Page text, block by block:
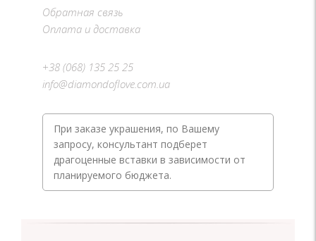
Обратная связь
Оплата и доставка
+38 (068) 135 25 25
info@diamondoflove.com.ua
При заказе украшения, по Вашему
запросу, консультант подберет
драгоценные вставки в зависимости от
планируемого бюджета.